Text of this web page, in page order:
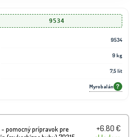
9534
9534
9 kg
7,5 lit
Myrobalán ?
- pomocný prípravok pre
+6.80 €